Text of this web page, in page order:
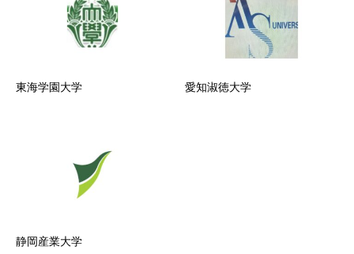
東海学園大学 愛知淑徳大学
静岡産業大学